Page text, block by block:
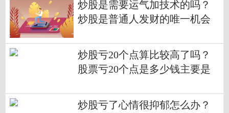
炒股是需要运气加技术的吗？
炒股是普通人发财的唯一机会
炒股亏20个点算比较高了吗？
股票亏20个点是多少钱主要是
炒股亏了心情很抑郁怎么办？